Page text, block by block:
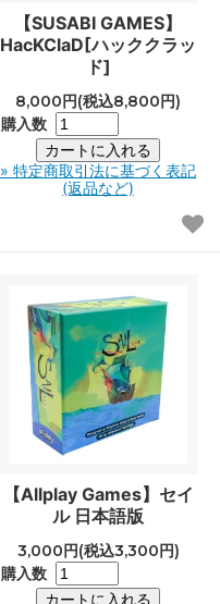
【SUSABI GAMES】
HacKClaD[ハッククラッ
ド]
8,000円(税込8,800円)
購入数
» 特定商取引法に基づく表記
(返品など)
【Allplay Games】セイ
ル 日本語版
3,000円(税込3,300円)
購入数